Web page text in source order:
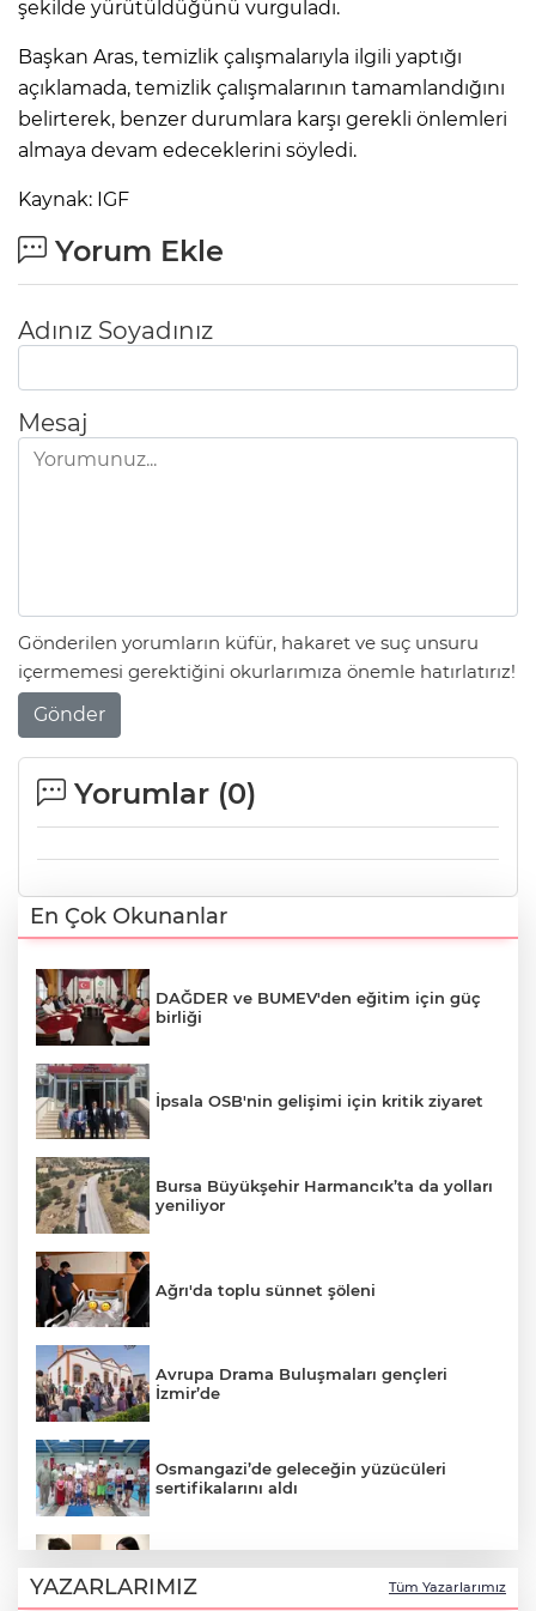
şekilde yürütüldüğünü vurguladı.
Başkan Aras, temizlik çalışmalarıyla ilgili yaptığı
açıklamada, temizlik çalışmalarının tamamlandığını
belirterek, benzer durumlara karşı gerekli önlemleri
almaya devam edeceklerini söyledi.
Kaynak: IGF
Yorum Ekle
Adınız Soyadınız
Mesaj
Gönderilen yorumların küfür, hakaret ve suç unsuru
içermemesi gerektiğini okurlarımıza önemle hatırlatırız!
Gönder
Yorumlar (0)
En Çok Okunanlar
DAĞDER ve BUMEV'den eğitim için güç
birliği
İpsala OSB'nin gelişimi için kritik ziyaret
Bursa Büyükşehir Harmancık’ta da yolları
yeniliyor
Ağrı'da toplu sünnet şöleni
Avrupa Drama Buluşmaları gençleri
İzmir’de
Osmangazi’de geleceğin yüzücüleri
sertifikalarını aldı
Minik Hazar Ali, ilk kez “anne” dedi
YAZARLARIMIZ Tüm Yazarlarımız